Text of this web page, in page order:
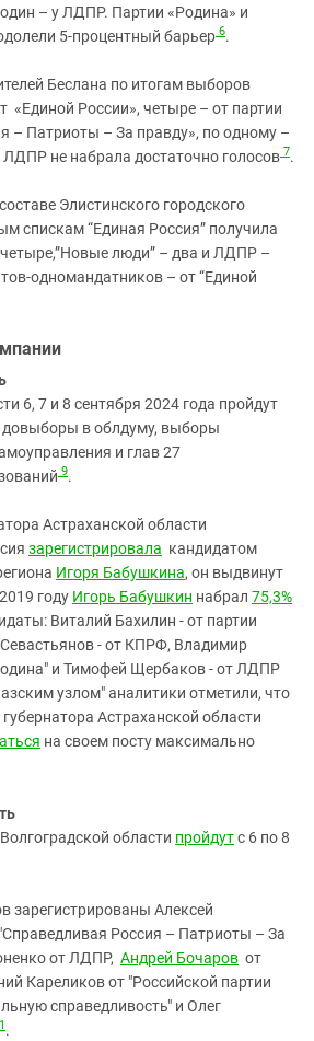
– у ЛДПР. Партии «Родина» и
5-процентный барьер 6.
Беслана по итогам выборов
«Единой России», четыре – от партии
– Патриоты – За правду», по одному –
не набрала достаточно голосов 7.
Элистинского городского
спискам “Единая Россия” получила
люди” – два и ЛДПР –
одномандатников – от “Единой
6, 7 и 8 сентября 2024 года пройдут
довыборы в облдуму, выборы
и глав 27
9.
Астраханской области
зарегистрировала кандидатом
Игоря Бабушкина, он выдвинут
году Игорь Бабушкин набрал 75,3%
Виталий Бахилин - от партии
- от КПРФ, Владимир
и Тимофей Щербаков - от ЛДПР
узлом" аналитики отметили, что
Астраханской области
на своем посту максимально
области пройдутс 6 по 8
зарегистрированы Алексей
Россия – Патриоты – За
от ЛДПР, Андрей Бочаров от
Кареликов от "Российской партии
справедливость" и Олег
.